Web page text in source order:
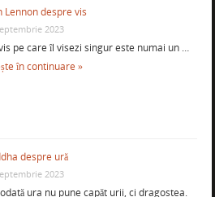
Lennon despre vis
2023
pe care îl visezi singur este numai un …
în continuare »
despre ură
2023
ura nu pune capăt urii, ci dragostea.